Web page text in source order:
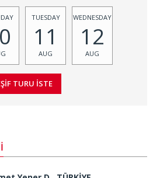
TUESDAY
11
AUG
WEDNESDAY
12
AUG